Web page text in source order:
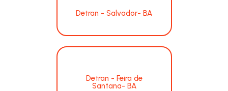
Detran - Salvador- BA
Detran - Feira de
Santana- BA